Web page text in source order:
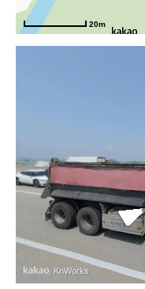
20m
, KnWorks